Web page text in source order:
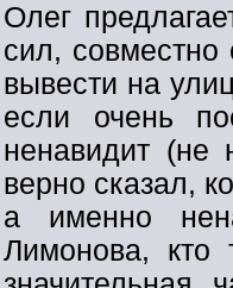
Олег
сил,
вывести на
если очень
ненавидит (не
верно сказал,
а именно
Лимонова,